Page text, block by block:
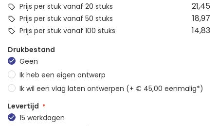
Prijs per stuk vanaf 20 stuks 21,45
Prijs per stuk vanaf 50 stuks 18,97
Prijs per stuk vanaf 100 stuks 14,83
Drukbestand
Geen
Ik heb een eigen ontwerp
Ik wil een vlag laten ontwerpen (+ € 45,00 eenmalig*)
Levertijd
15 werkdagen